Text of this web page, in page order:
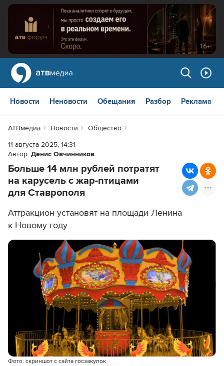
Новости Неновости Обещания Разбор Реклама
АТВмедиа Новости
Общество
11 августа 2025, 14:31
Автор: Денис Овчинников
Больше 14 млн рублей потратят
на карусель с жар-птицами
для Ставрополя
Аттракцион установят на площади Ленина
к Новому году
Фото: скриншот с сайта госзакупок